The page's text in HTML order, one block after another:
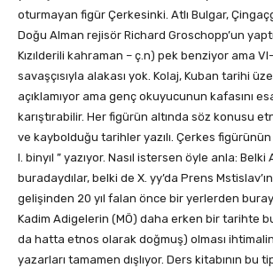
oturmayan figür Çerkesinki. Atlı Bulgar,
Doğu Alman rejisör Richard Groschopp’un
Kızılderili kahraman – ç.n) pek benziyor ama VI-
savaşçısıyla alakası yok. Kolaj, Kuban tarihi
açıklamıyor ama genç okuyucunun kafasını
karıştırabilir. Her figürün altında söz konusu
ve kaybolduğu tarihler yazılı. Çerkes figürünün
I. binyıl ” yazıyor. Nasıl istersen öyle anla: Belki
buradaydılar, belki de X. yy’da Prens Mstislav’ın
gelişinden 20 yıl falan önce bir yerlerden
Kadim Adigelerin (MÖ) daha erken bir tarihte
da hatta etnos olarak doğmuş) olması
yazarları tamamen dışlıyor. Ders kitabının bu